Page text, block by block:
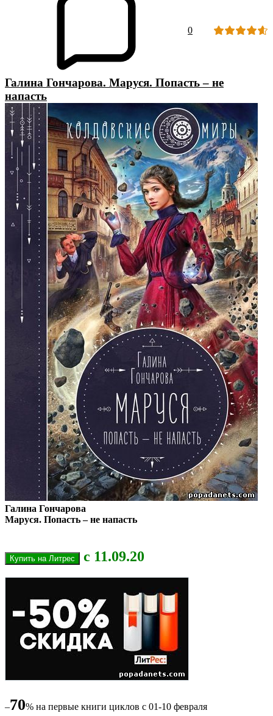
0
Галина Гончарова. Маруся. Попасть – не
напасть
Галина Гончарова
Маруся. Попасть – не напасть
с 11.09.20
–70% на первые книги циклов c 01-10 февраля